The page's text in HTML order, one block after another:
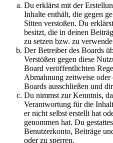
Du erklärst mit der
Inhalte enthält, die gegen
Sitten verstoßen. Du
besitzt, die in deinen
zu setzen bzw. zu
Der Betreiber des Boards
Verstößen gegen diese
Board veröffentlichten
Abmahnung zeitweise
Boards ausschließen und
Du nimmst zur Kenntnis,
Verantwortung für die
er nicht selbst erstellt hat
genommen hat. Du
Benutzerkonto, Beiträge
oder zu sperren.